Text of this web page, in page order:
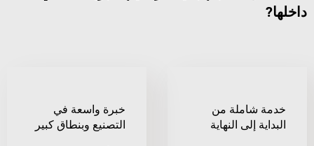
من
إلى النهاية
خبرة واسعة في
التصنيع وبنطاق كبير